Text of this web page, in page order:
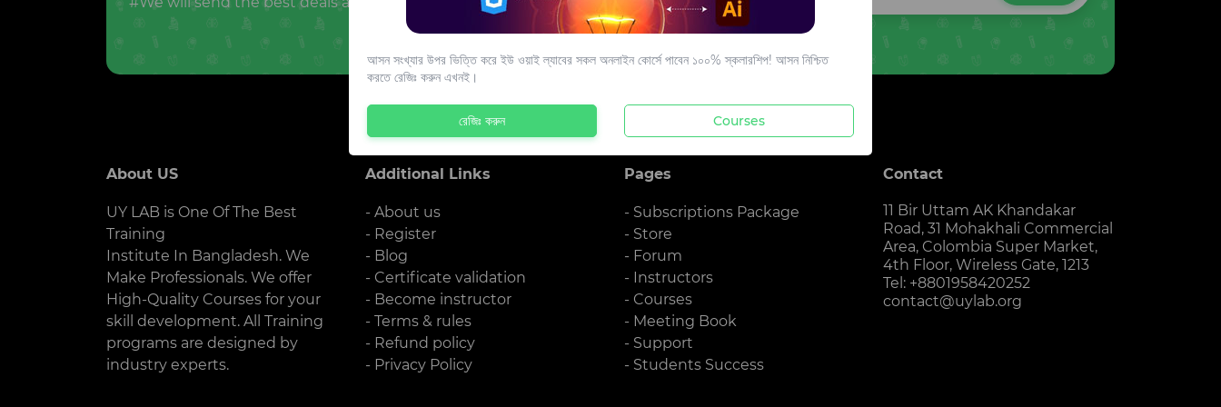
About US
UY LAB is One Of The Best
Training
Institute In Bangladesh. We
Make Professionals. We offer
High-Quality Courses for your
skill development. All Training
programs are designed by
industry experts.
Additional Links
- About us
- Register
- Blog
- Certificate validation
- Become instructor
- Terms & rules
- Refund policy
- Privacy Policy
Pages
- Subscriptions Package
- Store
- Forum
- Instructors
- Courses
- Meeting Book
- Support
- Students Success
Contact
11 Bir Uttam AK Khandakar
Road, 31 Mohakhali Commercial
Area, Colombia Super Market,
4th Floor, Wireless Gate, 1213
Tel: +8801958420252
contact@uylab.org
আসন সংখ্যার উপর ভিত্তি করে ইউ ওয়াই ল্যাবের সকল অনলাইন কোর্সে পাবেন ১০০% স্কলারশিপ! আসন নিশ্চিত
করতে রেজিঃ করুন এখনই।
রেজিঃ করুন Courses